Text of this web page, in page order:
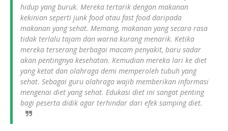
hidup yang buruk. Mereka tertarik dengan makanan
kekinian seperti junk food atau fast food daripada
makanan yang sehat. Memang, makanan yang secara rasa
tidak terlalu tajam dan warna kurang menarik. Ketika
mereka terserang berbagai macam penyakit, baru sadar
akan pentingnya kesehatan. Kemudian mereka lari ke diet
yang ketat dan olahraga demi memperoleh tubuh yang
sehat. Sebagai guru olahraga wajib memberikan informasi
mengenai diet yang sehat. Edukasi diet ini sangat penting
bagi peserta didik agar terhindar dari efek samping diet.